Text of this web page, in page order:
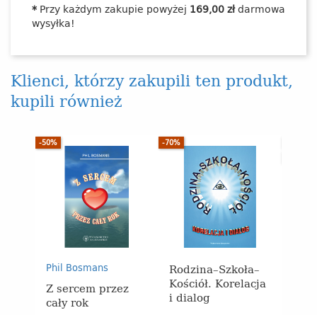
* Przy każdym zakupie powyżej 169,00 złdarmowa
wysyłka!
Klienci, którzy zakupili ten produkt,
kupili również
Phil Bosmans
Z sercem przez
cały rok
-50%
Rodzina–Szkoła–
Kościół. Korelacja
i dialog
-70%